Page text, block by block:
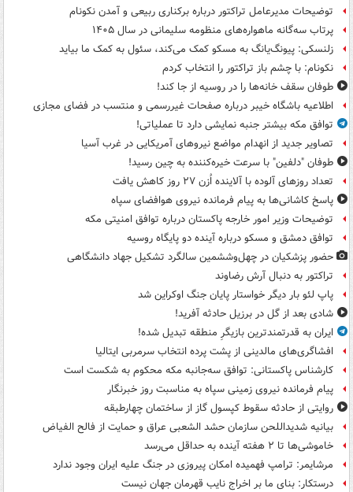
توضیحات مدیرعامل تراکتور درباره برکناری ربیعی و آمدن نکونام
پرتاب سه‌گانه ماهواره‌های منظومه سلیمانی در سال ۱۴۰۵
زلنسکی: پیونگ‌یانگ به مسکو کمک می‌کند، سئول به کمک ما بیاید
نکونام: با چشم باز تراکتور را انتخاب کردم
طوفان سقف خانه‌ها را در روسیه از جا ‌کند!
اطلاعیه باشگاه خیبر درباره صفحات غیررسمی و منتسب در فضای مجازی
توافق مکه بیشتر جنبه نمایشی دارد تا عملیاتی!
تصاویر جدید از انهدام مواضع نیروهای آمریکایی در غرب آسیا
طوفان "دلفین" با سرعت خیره‌کننده به چین رسید!
تعداد روزهای آلوده با آلاینده اُزن ۲۷ روز کاهش یافت
پاسخ کاشانی‌ها به پیام فرمانده نیروی هوافضای سپاه
توضیحات وزیر امور خارجه پاکستان درباره توافق امنیتی مکه
توافق دمشق و مسکو درباره آینده دو پایگاه روسیه
حضور پزشکیان در چهل‌وششمین سالگرد تشکیل جهاد دانشگاهی
تراکتور به دنبال آرش رضاوند
پاپ لئو بار دیگر خواستار پایان جنگ اوکراین شد
شادی بعد از گل در برزیل حادثه آفرید!
ایران به قدرتمندترین بازیگرِ منطقه تبدیل شده!
افشاگری‌های مالدینی از پشت پرده انتخاب سرمربی ایتالیا
کارشناس پاکستانی: توافق سه‌جانبه مکه محکوم به شکست است
پیام فرمانده نیروی زمینی سپاه به مناسبت روز خبرنگار
روایتی از حادثه سقوط کپسول گاز از ساختمان چهارطبقه
بیانیه شدیداللحن سازمان حشد الشعبی عراق و حمایت از فالح الفیاض
خاموشی‌ها تا ۲ هفته آینده به حداقل می‌رسد
مرشایمر: ترامپ فهمیده امکان پیروزی در جنگ علیه ایران وجود ندارد
درستکار: بنای ما بر اخراج نایب قهرمان جهان نیست